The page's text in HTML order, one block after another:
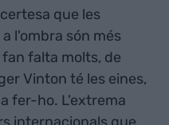
que les
l'ombra són més
falta molts, de
Vinton té les eines,
fer-ho. L'extrema